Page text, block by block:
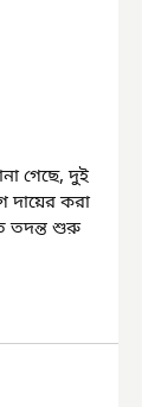
গেছে, দুই
দায়ের করা
তদন্ত শুরু